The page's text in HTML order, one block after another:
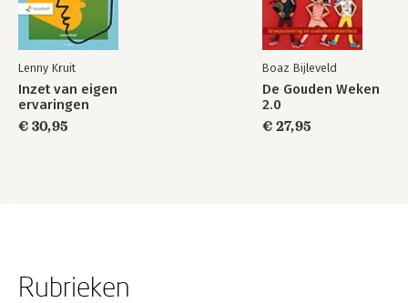
Lenny Kruit
Inzet van eigen
ervaringen
€ 30,95
Boaz Bijleveld
De Gouden Weken
2.0
€ 27,95
Rubrieken